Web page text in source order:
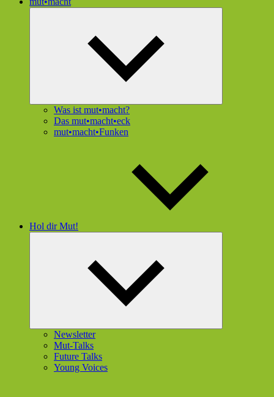
Was ist mut•macht?
Das mut•macht•eck
mut•macht•Funken
Hol dir Mut!
Newsletter
Mut-Talks
Future Talks
Young Voices